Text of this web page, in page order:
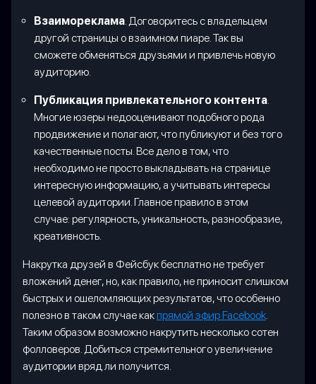
Взаимореклама . Договоритесь с владельцем
другой страницы о взаимном пиаре. Так вы
сможете обменяться друзьями и привлечь новую
аудиторию.
Публикация привлекательного контента
Многие юзеры недооценивают подобного рода
продвижение и полагают, что публикуют и без того
качественные посты. Все дело в том, что
необходимо не просто выкладывать на странице
интересную информацию, а учитывать интересы
целевой аудитории. Главное правило в этом
случае: регулярность, уникальность, разнообразие,
креативность.
Накрутка друзей в Фейсбук бесплатно не требует
вложений денег, но, как правило, не приносит слишком
быстрых и ошеломляющих результатов, что особенно
полезно в таком случае как прямой эфир Facebook
Таким образом возможно накрутить несколько сотен
фолловеров. Добиться стремительного увеличение
аудитории вряд ли получится.